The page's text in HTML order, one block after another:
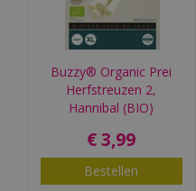
Buzzy® Organic Prei
Herfstreuzen 2,
Hannibal (BIO)
€ 3,99
Bestellen